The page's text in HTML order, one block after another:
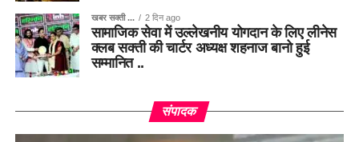
खबर सक्ती ... 2 दिन ago
सामाजिक सेवा में उल्लेखनीय योगदान के लिए लीनेस
क्लब सक्ती की चार्टर अध्यक्ष शहनाज बानो हुई
सम्मानित ..
संपादक